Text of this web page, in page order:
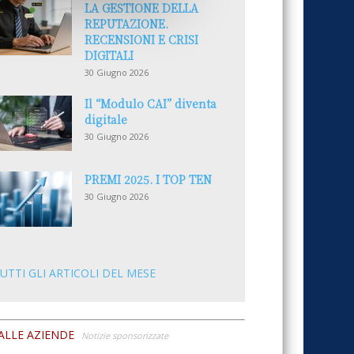
LA GESTIONE DELLA
REPUTAZIONE.
RECENSIONI E CRISI
DIGITALI
30 Giugno 2026
Il “Modulo CAI” diventa
digitale
30 Giugno 2026
PREMI 2025. I TOP TEN
30 Giugno 2026
GLI ARTICOLI DEL MESE
AZIENDE Notizie sponsorizzate